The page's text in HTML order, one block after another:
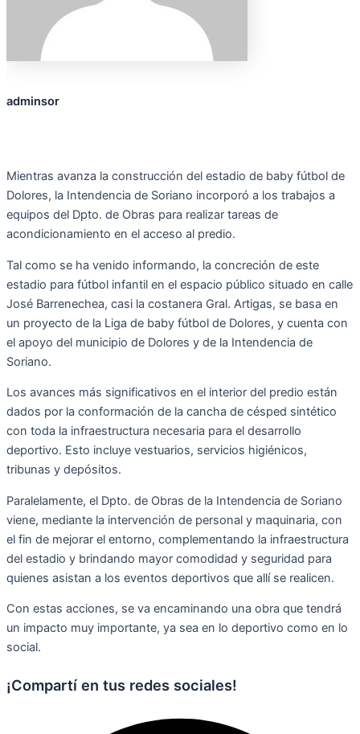
adminsor
Mientras avanza la construcción del estadio de baby fútbol de
Dolores, la Intendencia de Soriano incorporó a los trabajos a
equipos del Dpto. de Obras para realizar tareas de
acondicionamiento en el acceso al predio.
Tal como se ha venido informando, la concreción de este
estadio para fútbol infantil en el espacio público situado en calle
José Barrenechea, casi la costanera Gral. Artigas, se basa en
un proyecto de la Liga de baby fútbol de Dolores, y cuenta con
el apoyo del municipio de Dolores y de la Intendencia de
Soriano.
Los avances más significativos en el interior del predio están
dados por la conformación de la cancha de césped sintético
con toda la infraestructura necesaria para el desarrollo
deportivo. Esto incluye vestuarios, servicios higiénicos,
tribunas y depósitos.
Paralelamente, el Dpto. de Obras de la Intendencia de Soriano
viene, mediante la intervención de personal y maquinaria, con
el fin de mejorar el entorno, complementando la infraestructura
del estadio y brindando mayor comodidad y seguridad para
quienes asistan a los eventos deportivos que allíse realicen.
Con estas acciones, se va encaminando una obra que tendrá
un impacto muy importante, ya sea en lo deportivo como en lo
social.
¡Compartí en tus redes sociales!